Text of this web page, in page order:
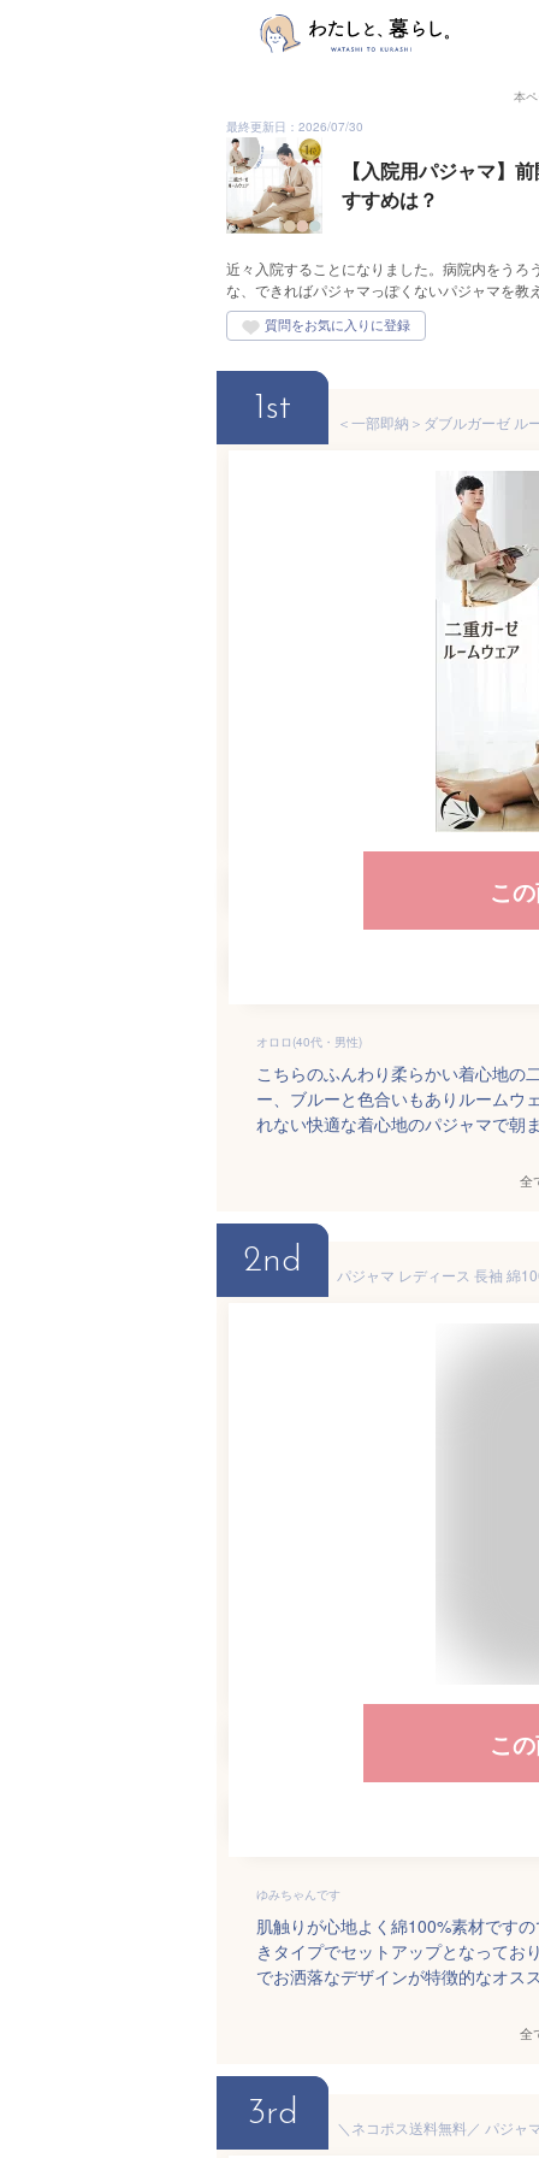
本
最終更新日：2026/07/30
【入院用パジャマ】
すすめは？
近々入院することになりました。病院内をう
な、できればパジャマっぽくないパジャマを
1st
こ
オロロ(40代・男性)
こちらのふんわり柔らかい着心地の
ー、ブルーと色合いもありルームウ
れない快適な着心地のパジャマで朝
全
2nd
こ
ゆみちゃんです
肌触りが心地よく綿100%素材です
きタイプでセットアップとなってお
でお洒落なデザインが特徴的なオス
全
3rd